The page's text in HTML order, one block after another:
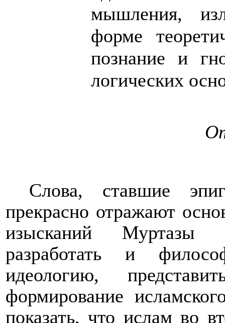
мышления,
форме
познание и
логических
Слова, ставшие
прекрасно отражают
изысканий Муртазы
разработать и
идеологию,
формирование
показать, что ислам во